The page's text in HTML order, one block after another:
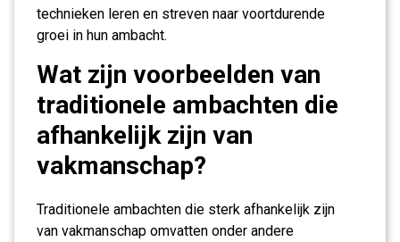
technieken leren en streven naar voortdurende
groei in hun ambacht.
Wat zijn voorbeelden van
traditionele ambachten die
afhankelijk zijn van
vakmanschap?
Traditionele ambachten die sterk afhankelijk zijn
van vakmanschap omvatten onder andere